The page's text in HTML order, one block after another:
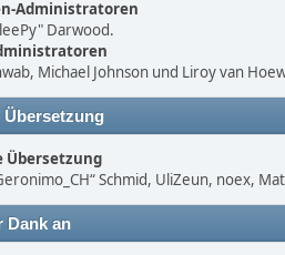
Administratoren
Darwood.
Michael Johnson und Liroy van
Übersetzung
Übersetzung
Schmid, UliZeun, noex,
Dank an